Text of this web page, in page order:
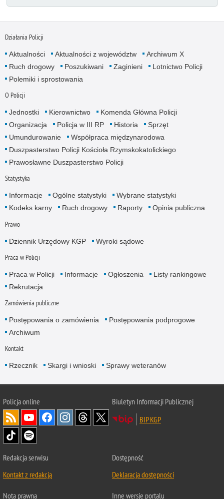
Działania Policji
Aktualności Aktualności z województw
Archiwum X
Ruch drogowy
Poszukiwani Zaginieni
Lotnictwo Policji
Polemiki i sprostowania
O Policji
Jednostki Kierownictwo
Komenda Główna Policji
Organizacja
Policja w III RP Historia
Sprzęt
Umundurowanie
Współpraca międzynarodowa
Duszpasterstwo Policji Kościoła Rzymskokatolickiego
Prawosławne Duszpasterstwo Policji
Statystyka
Informacje Ogólne statystyki
Wybrane statystyki
Kodeks karny
Ruch drogowy Raporty Opinia publiczna
Prawo
Dziennik Urzędowy KGP Wyroki sądowe
Praca w Policji
Praca w Policji Informacje Ogłoszenia
Listy rankingowe
Rekrutacja
Zamówienia publiczne
Postępowania o zamówienia
Postępowania podprogowe
Archiwum
Kontakt
Rzecznik Skargi i wnioski Sprawy weteranów
Policjaonline
Biuletyn Informacji Publicznej
BIP KGP
Redakcja serwisu
Kontakt z redakcją
Dostępność
Deklaracja dostępności
Nota prawna Inne wersje portalu